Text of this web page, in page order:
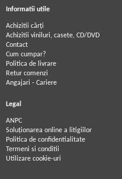
Informatii utile
Achizitii cărți
Achizitii viniluri, casete, CD/DVD
Contact
Cum cumpar?
Politica de livrare
Retur comenzi
Angajari - Cariere
Legal
ANPC
Soluționarea online a litigiilor
Politica de confidentialitate
Termeni si conditii
Utilizare cookie-uri